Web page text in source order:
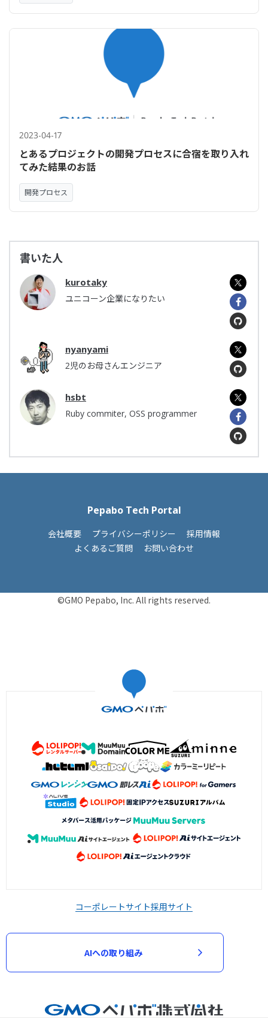
2023-04-17
とあるプロジェクトの開発プロセスに合宿を取り入れ
てみた結果のお話
開発プロセス
書いた人
kurotaky
ユニコーン企業になりたい
nyanyami
2児のお母さんエンジニア
hsbt
Ruby commiter, OSS programmer
Pepabo Tech Portal
会社概要 プライバシーポリシー
採用情報
よくあるご質問
お問い合わせ
©GMO Pepabo, Inc. All rights reserved.
コーポレートサイト採用サイト
AIへの取り組み